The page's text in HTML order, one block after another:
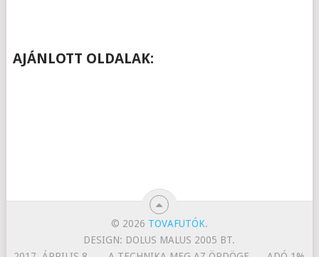
AJÁNLOTT OLDALAK:
© 2026 TOVAFUTÓK.
DESIGN: DOLUS MALUS 2005 BT.